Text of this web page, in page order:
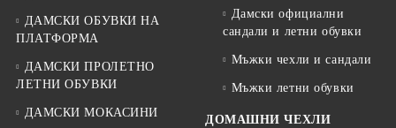
ДАМСКИ ОБУВКИ НА
ПЛАТФОРМА
ДАМСКИ ПРОЛЕТНО
ЛЕТНИ ОБУВКИ
ДАМСКИ МОКАСИНИ
Дамски официални
сандали и летни обувки
Мъжки чехли и сандали
Мъжки летни обувки
ДОМАШНИ ЧЕХЛИ